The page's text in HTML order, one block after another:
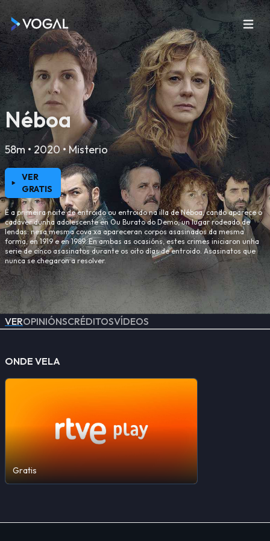
Néboa
58m • 2020 • Misterio
VER
GRATIS
É a primeira noite de entroido ou entroido na illa de Néboa, cando aparece o
cadáver dunha adolescente en Ou Burato do Demo, un lugar rodeado de
lendas: nesa mesma cova xa apareceran corpos asasinados da mesma
forma, en 1919 e en 1989. En ambas as ocasións, estes crimes iniciaron unha
serie de cinco asasinatos durante os oito días de entroido. Asasinatos que
nunca se chegaron a resolver.
VEROPINIÓNSCRÉDITOSVÍDEOS
ONDE VELA
Gratis